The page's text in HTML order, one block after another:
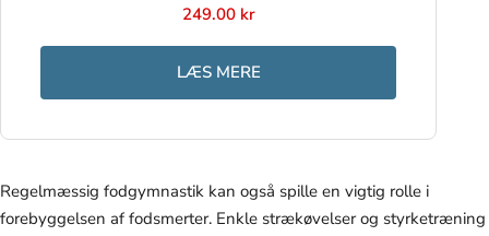
249.00 kr
LÆS MERE
Regelmæssig fodgymnastik kan også spille en vigtig rolle i
forebyggelsen af fodsmerter. Enkle strækøvelser og styrketræning